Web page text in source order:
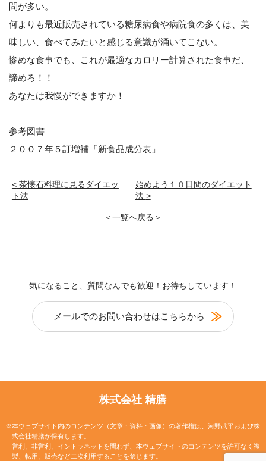
問が多い。
何よりも最近販売されている糖尿病食や病院食の多くは、美
味しい、食べてみたいと感じる意識が涌いてこない。
惨めな食事でも、これが最適なカロリー計算された食事だ、
諦めろ！！
あなたは我慢ができますか！
参考図書
２００７年５訂増補「新食品成分表」
<茶懐石料理に見るダイエッ
ト法
始めよう１０日間のダイエット
法 >
＜一覧へ戻る＞
気になること、質問なんでも歓迎！お待ちしています！
メールでのお問い合わせはこちらから
株式会社 精膳
※本ウェブサイト内のコンテンツ（文章・資料・画像）の著作権は、河野武平および株
式会社精膳が保有します。
営利、非営利、イントラネットを問わず、本ウェブサイトのコンテンツを許可なく複
製、転用、販売など二次利用することを禁じます。